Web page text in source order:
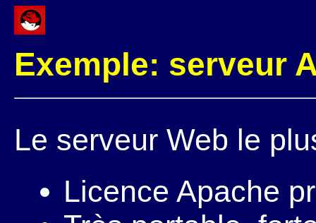
Exemple: serveur
Le serveur Web le
Licence Apache